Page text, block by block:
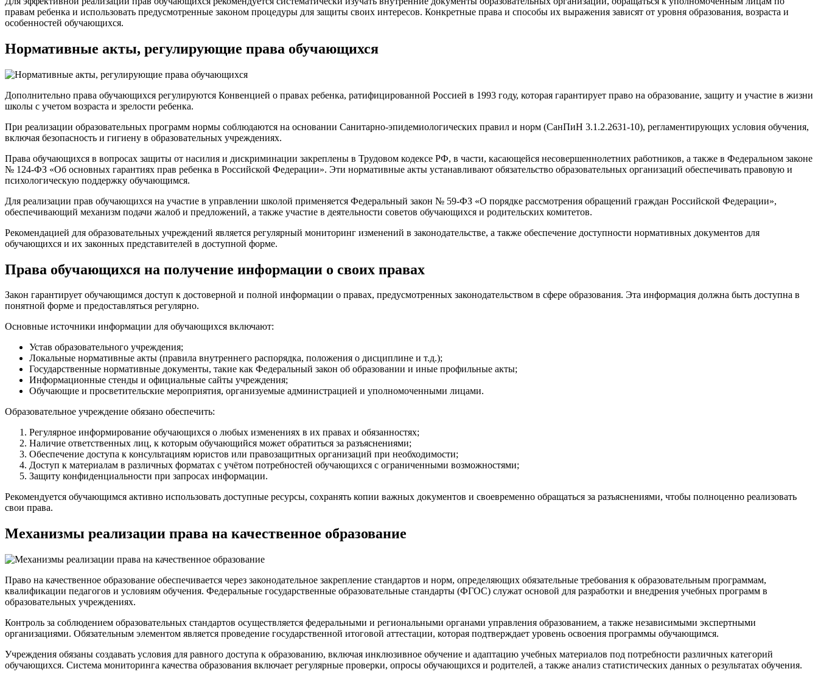
правам ребенка и использовать предусмотренные законом процедуры для защиты своих интересов. Конкретные права и способы их выражения зависят от уровня образования, возраста и
особенностей обучающихся.
Нормативные акты, регулирующие права обучающихся
Дополнительно права обучающихся регулируются Конвенцией о правах ребенка, ратифицированной Россией в 1993 году, которая гарантирует право на образование, защиту и участие в жизни
школы с учетом возраста и зрелости ребенка.
При реализации образовательных программ нормы соблюдаются на основании Санитарно-эпидемиологических правил и норм (СанПиН 3.1.2.2631-10), регламентирующих условия обучения,
включая безопасность и гигиену в образовательных учреждениях.
Права обучающихся в вопросах защиты от насилия и дискриминации закреплены в Трудовом кодексе РФ, в части, касающейся несовершеннолетних работников, а также в Федеральном законе
№ 124-ФЗ «Об основных гарантиях прав ребенка в Российской Федерации». Эти нормативные акты устанавливают обязательство образовательных организаций обеспечивать правовую и
психологическую поддержку обучающимся.
Для реализации прав обучающихся на участие в управлении школой применяется Федеральный закон № 59-ФЗ «О порядке рассмотрения обращений граждан Российской Федерации»,
обеспечивающий механизм подачи жалоб и предложений, а также участие в деятельности советов обучающихся и родительских комитетов.
Рекомендацией для образовательных учреждений является регулярный мониторинг изменений в законодательстве, а также обеспечение доступности нормативных документов для
обучающихся и их законных представителей в доступной форме.
Права обучающихся на получение информации о своих правах
Закон гарантирует обучающимся доступ к достоверной и полной информации о правах, предусмотренных законодательством в сфере образования. Эта информация должна быть доступна в
понятной форме и предоставляться регулярно.
Основные источники информации для обучающихся включают:
Устав образовательного учреждения;
Локальные нормативные акты (правила внутреннего распорядка, положения о дисциплине и т.д.);
Государственные нормативные документы, такие как Федеральный закон об образовании и иные профильные акты;
Информационные стенды и официальные сайты учреждения;
Обучающие и просветительские мероприятия, организуемые администрацией и уполномоченными лицами.
Образовательное учреждение обязано обеспечить:
Регулярное информирование обучающихся о любых изменениях в их правах и обязанностях;
Наличие ответственных лиц, к которым обучающийся может обратиться за разъяснениями;
Обеспечение доступа к консультациям юристов или правозащитных организаций при необходимости;
Доступ к материалам в различных форматах с учётом потребностей обучающихся с ограниченными возможностями;
Защиту конфиденциальности при запросах информации.
Рекомендуется обучающимся активно использовать доступные ресурсы, сохранять копии важных документов и своевременно обращаться за разъяснениями, чтобы полноценно реализовать
свои права.
Механизмы реализации права на качественное образование
Право на качественное образование обеспечивается через законодательное закрепление стандартов и норм, определяющих обязательные требования к образовательным программам,
квалификации педагогов и условиям обучения. Федеральные государственные образовательные стандарты (ФГОС) служат основой для разработки и внедрения учебных программ в
образовательных учреждениях.
Контроль за соблюдением образовательных стандартов осуществляется федеральными и региональными органами управления образованием, а также независимыми экспертными
организациями. Обязательным элементом является проведение государственной итоговой аттестации, которая подтверждает уровень освоения программы обучающимся.
Учреждения обязаны создавать условия для равного доступа к образованию, включая инклюзивное обучение и адаптацию учебных материалов под потребности различных категорий
обучающихся. Система мониторинга качества образования включает регулярные проверки, опросы обучающихся и родителей, а также анализ статистических данных о результатах обучения.